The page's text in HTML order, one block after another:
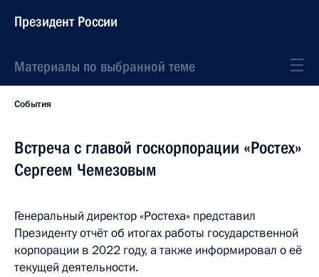
Президент России
Материалы по выбранной теме
События
Встреча с главой госкорпорации «Ростех»
Сергеем Чемезовым
Генеральный директор «Ростеха» представил
Президенту отчёт об итогах работы государственной
корпорации в 2022 году, а также информировал о её
текущей деятельности.